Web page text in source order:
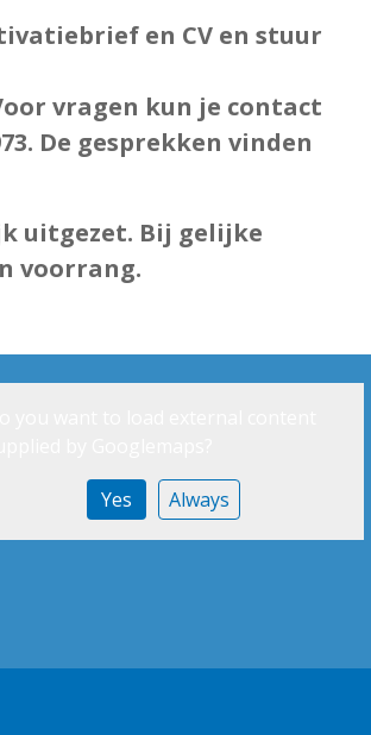
en CV en stuur
vragen kun je contact
De gesprekken vinden
uitgezet. Bij gelijke
voorrang.
Yes Always